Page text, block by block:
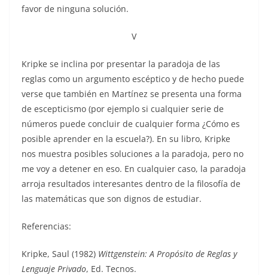
favor de ninguna solución.
V
Kripke se inclina por presentar la paradoja de las
reglas como un argumento escéptico y de hecho puede
verse que también en Martínez se presenta una forma
de escepticismo (por ejemplo si cualquier serie de
números puede concluir de cualquier forma ¿Cómo es
posible aprender en la escuela?). En su libro, Kripke
nos muestra posibles soluciones a la paradoja, pero no
me voy a detener en eso. En cualquier caso, la paradoja
arroja resultados interesantes dentro de la filosofía de
las matemáticas que son dignos de estudiar.
Referencias:
Kripke, Saul (1982) Wittgenstein: A Propósito de Reglas y
Lenguaje Privado, Ed. Tecnos.